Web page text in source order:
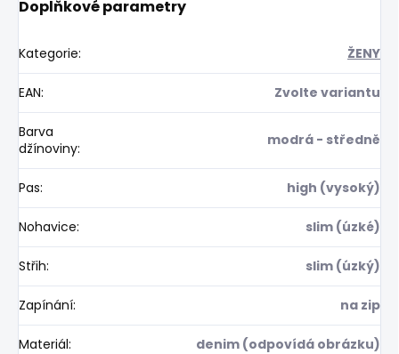
Doplňkové parametry
Kategorie: ŽENY
EAN: Zvolte variantu
Barva
džínoviny: modrá - středně
Pas: high (vysoký)
Nohavice: slim (úzké)
Střih: slim (úzký)
Zapínání: na zip
Materiál: denim (odpovídá obrázku)